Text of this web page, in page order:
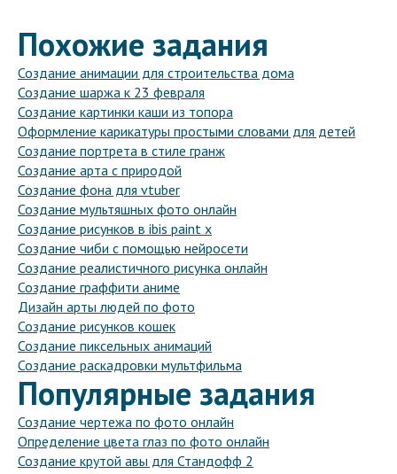
Похожие задания
Создание анимации для строительства дома
Создание шаржа к 23 февраля
Создание картинки каши из топора
Оформление карикатуры простыми словами для детей
Создание портрета в стиле гранж
Создание арта с природой
Создание фона для vtuber
Создание мультяшных фото онлайн
Создание рисунков в ibis paint x
Создание чиби с помощью нейросети
Создание реалистичного рисунка онлайн
Создание граффити аниме
Дизайн арты людей по фото
Создание рисунков кошек
Создание пиксельных анимаций
Создание раскадровки мультфильма
Популярные задания
Создание чертежа по фото онлайн
Определение цвета глаз по фото онлайн
Создание крутой авы для Стандофф 2